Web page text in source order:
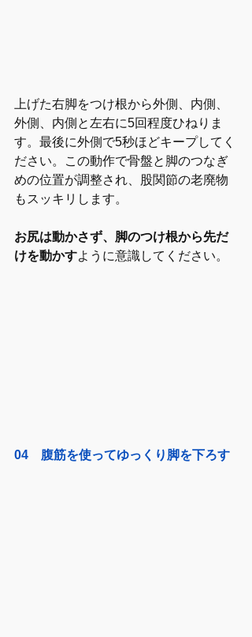
上げた右脚をつけ根から外側、内側、
外側、内側と左右に5回程度ひねりま
す。最後に外側で5秒ほどキープしてく
ださい。この動作で骨盤と脚のつなぎ
めの位置が調整され、股関節の老廃物
もスッキリします。
お尻は動かさず、脚のつけ根から先だ
けを動かすように意識してください。
04　腹筋を使ってゆっくり脚を下ろす